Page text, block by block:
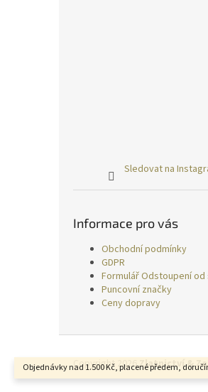
Objednávky nad 1.500 Kč, placené předem,
Sledovat na
Informace pro vás
Obchodní podmínky
GDPR
Formulář Odstoupení
Puncovní značky
Ceny dopravy
Copyright 2026Zlatnictví &